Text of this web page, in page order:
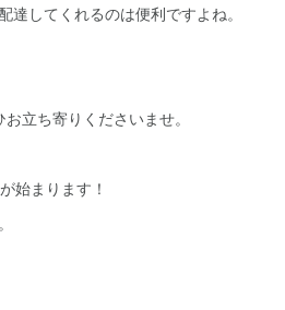
してくれるのは便利ですよね。
立ち寄りくださいませ。
始まります！